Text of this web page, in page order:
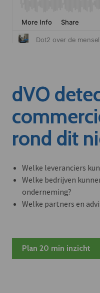
dVO
rond dit
Welke leveranciers
Welke bedrijven
onderneming?
Welke partners en
Plan 20 min inzicht